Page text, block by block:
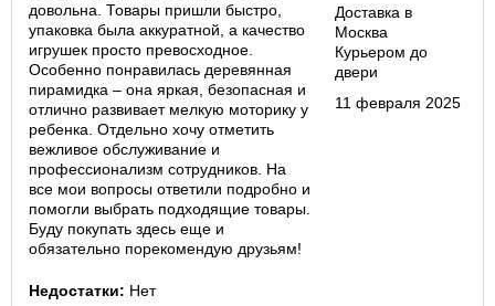
довольна. Товары пришли быстро,
упаковка была аккуратной, а качество
игрушек просто превосходное.
Особенно понравилась деревянная
пирамидка – она яркая, безопасная и
отлично развивает мелкую моторику у
ребенка. Отдельно хочу отметить
вежливое обслуживание и
профессионализм сотрудников. На
все мои вопросы ответили подробно и
помогли выбрать подходящие товары.
Буду покупать здесь еще и
обязательно порекомендую друзьям!
Недостатки: Нет
Доставка в
Москва
Курьером до
двери
11 февраля 2025